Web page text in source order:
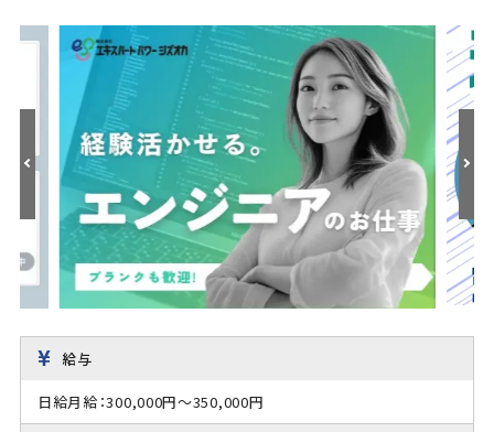
給与
日給月給：300,000円～350,000円